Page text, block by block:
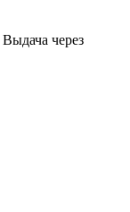
Выдача через